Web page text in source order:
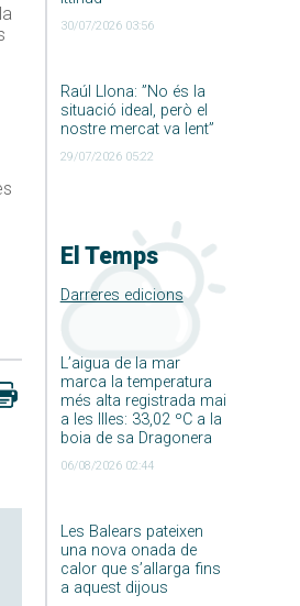
30/07/2026 03:56
Raúl Llona: ”No és la
situació ideal, però el
nostre mercat va lent”
29/07/2026 05:22
El Temps
Darreres edicions
L’aigua de la mar
marca la temperatura
més alta registrada mai
a les Illes: 33,02 ºC a la
boia de sa Dragonera
06/08/2026 02:44
Les Balears pateixen
una nova onada de
calor que s’allarga fins
a aquest dijous